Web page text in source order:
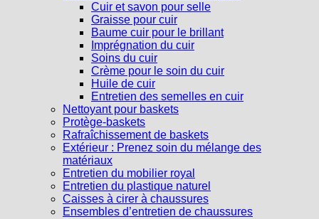
Cuir et savon pour selle
Graisse pour cuir
Baume cuir pour le brillant
Imprégnation du cuir
Soins du cuir
Crème pour le soin du cuir
Huile de cuir
Entretien des semelles en cuir
Nettoyant pour baskets
Protège-baskets
Rafraîchissement de baskets
Extérieur : Prenez soin du mélange des
matériaux
Entretien du mobilier royal
Entretien du plastique naturel
Caisses à cirer à chaussures
Ensembles d’entretien de chaussures